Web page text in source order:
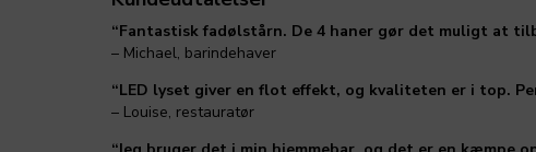
“Fantastisk fadølstårn. De 4 haner gør det muligt at
– Michael, barindehaver
“LED lyset giver en flot effekt, og kvaliteten er i top.
– Louise, restauratør